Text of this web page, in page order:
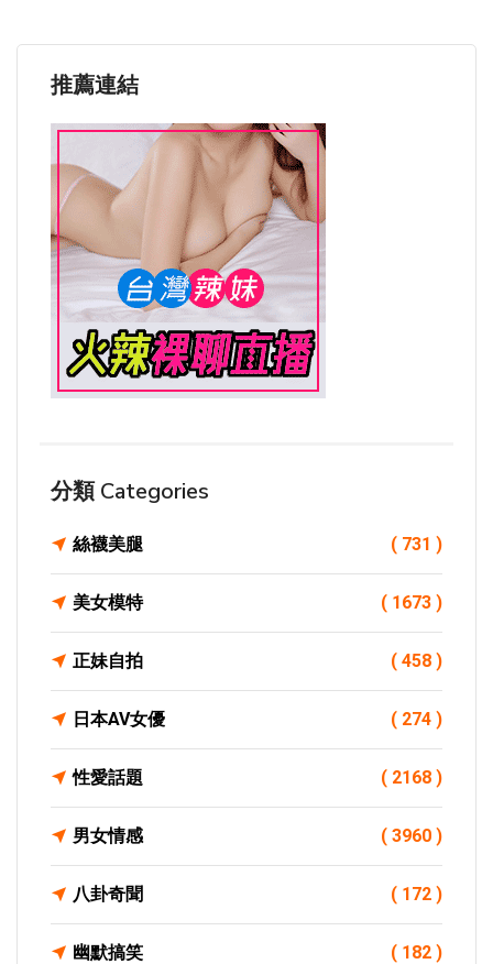
推薦連結
分類 Categories
絲襪美腿 ( 731 )
美女模特 ( 1673 )
正妹自拍 ( 458 )
日本AV女優 ( 274 )
性愛話題 ( 2168 )
男女情感 ( 3960 )
八卦奇聞 ( 172 )
幽默搞笑 ( 182 )